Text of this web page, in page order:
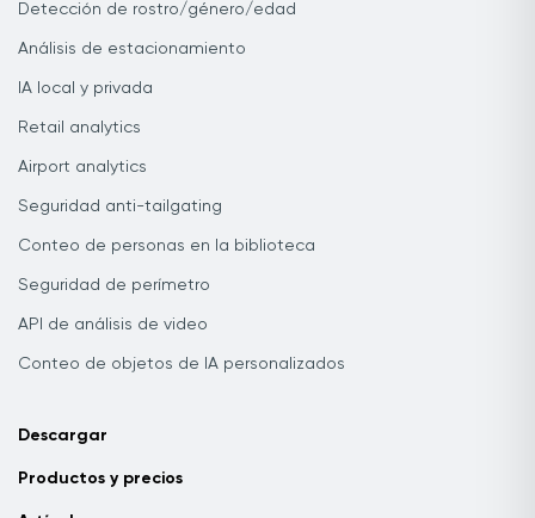
Detección de rostro/género/edad
Análisis de estacionamiento
IA local y privada
Retail analytics
Airport analytics
Seguridad anti-tailgating
Conteo de personas en la biblioteca
Seguridad de perímetro
API de análisis de video
Conteo de objetos de IA personalizados
Descargar
Productos y precios